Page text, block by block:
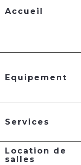
Accueil
Equipement
Services
Location de
salles